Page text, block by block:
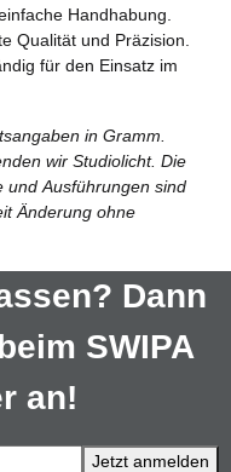
Handhabung.
Qualität und Präzision.
für den Einsatz im
in Gramm.
wir Studiolicht. Die
und Ausführungen sind
Änderung ohne
Dann
SWIPA
an!
Jetzt anmelden